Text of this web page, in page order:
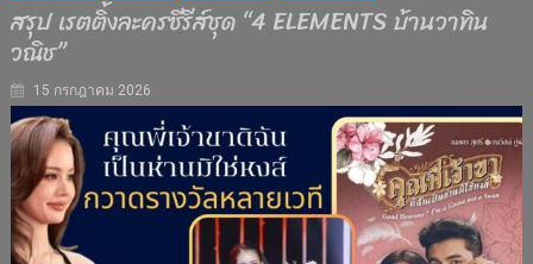
สรุป เรตติ้งละครซีรีส์ชุด “4 ELEMENTS บ้านวาทิน
วณิช”
15 กรกฎาคม 2026